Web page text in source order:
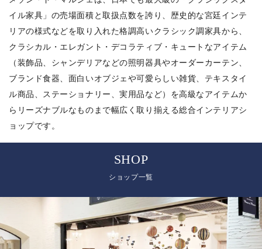
イル家具」の売場面積と取扱点数を誇り、歴史的な宮廷インテ
リアの様式などを取り入れた格調高いクラシック調家具から、
クラシカル・エレガント・デコラティブ・キュートなアイテム
（装飾品、シャンデリアなどの照明器具やオーダーカーテン、
ブランド食器、面白いオブジェや可愛らしい雑貨、テキスタイ
ル商品、ステーショナリー、実用品など）を高級なアイテムか
らリーズナブルなものまで幅広く取り揃える総合インテリアシ
ョップです。
SHOP
ショップ一覧